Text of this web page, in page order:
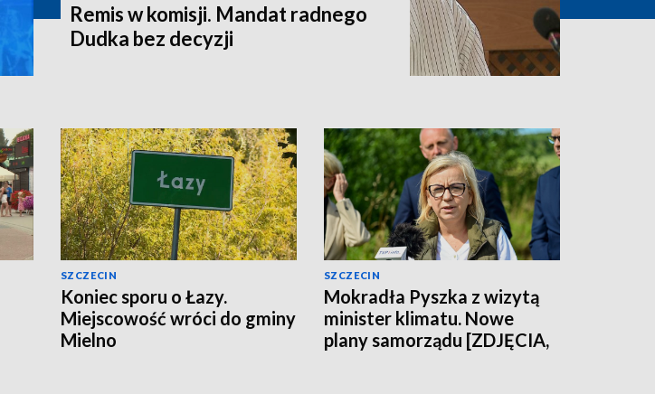
Remis w komisji. Mandat radnego
Dudka bez decyzji
SZCZECIN
Koniec sporu o Łazy.
Miejscowość wróci do gminy
Mielno
SZCZECIN
Mokradła Pyszka z wizytą
minister klimatu. Nowe
plany samorządu [ZDJĘCIA,